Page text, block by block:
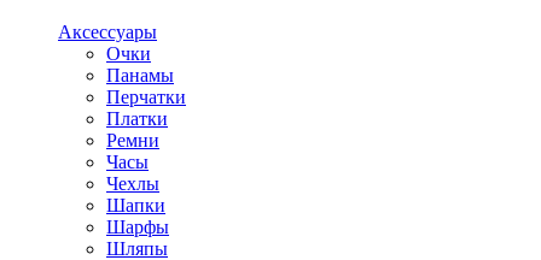
Аксессуары
Очки
Панамы
Перчатки
Платки
Ремни
Часы
Чехлы
Шапки
Шарфы
Шляпы